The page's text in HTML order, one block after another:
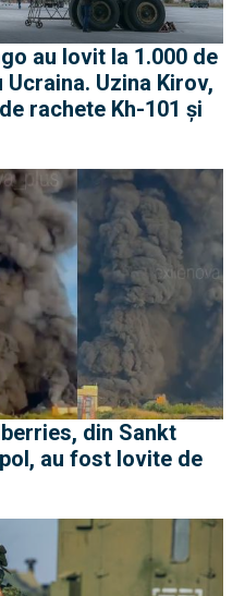
au lovit la 1.000 de
Uzina Kirov,
Kh-101 și
din Sankt
au fost lovite de